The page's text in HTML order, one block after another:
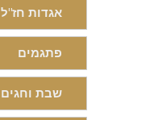
אגדות חז"ל
פתגמים
שבת וחגים